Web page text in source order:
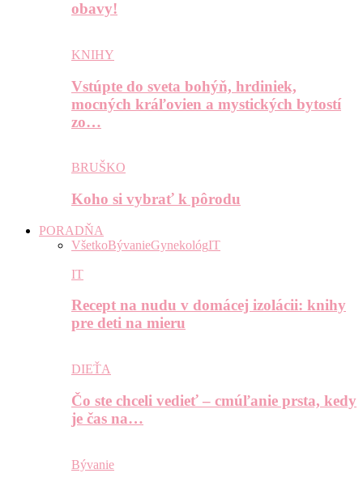
obavy!
KNIHY
Vstúpte do sveta bohýň, hrdiniek,
mocných kráľovien a mystických bytostí
zo…
BRUŠKO
Koho si vybrať k pôrodu
PORADŇA
VšetkoBývanieGynekológIT
IT
Recept na nudu v domácej izolácii: knihy
pre deti na mieru
DIEŤA
Čo ste chceli vedieť – cmúľanie prsta, kedy
je čas na…
Bývanie